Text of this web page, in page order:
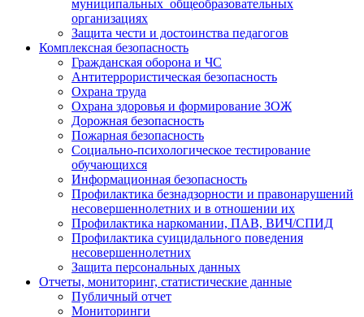
муниципальных общеобразовательных
организациях
Защита чести и достоинства педагогов
Комплексная безопасность
Гражданская оборона и ЧС
Антитеррористическая безопасность
Охрана труда
Охрана здоровья и формирование ЗОЖ
Дорожная безопасность
Пожарная безопасность
Социально-психологическое тестирование
обучающихся
Информационная безопасность
Профилактика безнадзорности и правонарушений
несовершеннолетних и в отношении их
Профилактика наркомании, ПАВ, ВИЧ/СПИД
Профилактика суицидального поведения
несовершеннолетних
Защита персональных данных
Отчеты, мониторинг, статистические данные
Публичный отчет
Мониторинги